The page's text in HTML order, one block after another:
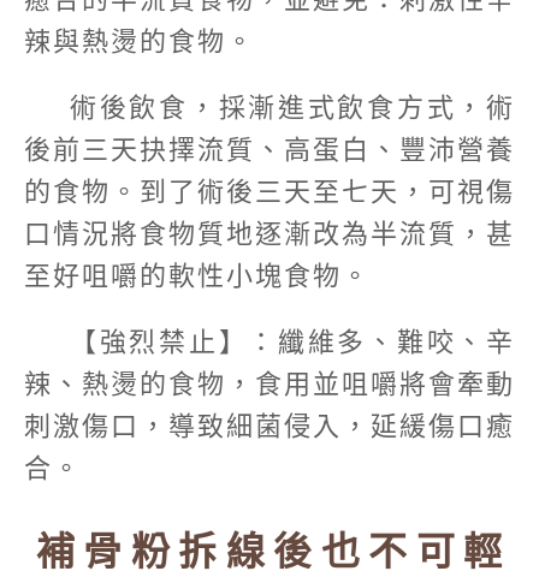
辣與熱燙的食物。
術後飲食，採漸進式飲食方式，術
後前三天抉擇流質、高蛋白、豐沛營養
的食物。到了術後三天至七天，可視傷
口情況將食物質地逐漸改為半流質，甚
至好咀嚼的軟性小塊食物。
【強烈禁止】：纖維多、難咬、辛
辣、熱燙的食物，食用並咀嚼將會牽動
刺激傷口，導致細菌侵入，延緩傷口癒
合。
補骨粉拆線後也不可輕